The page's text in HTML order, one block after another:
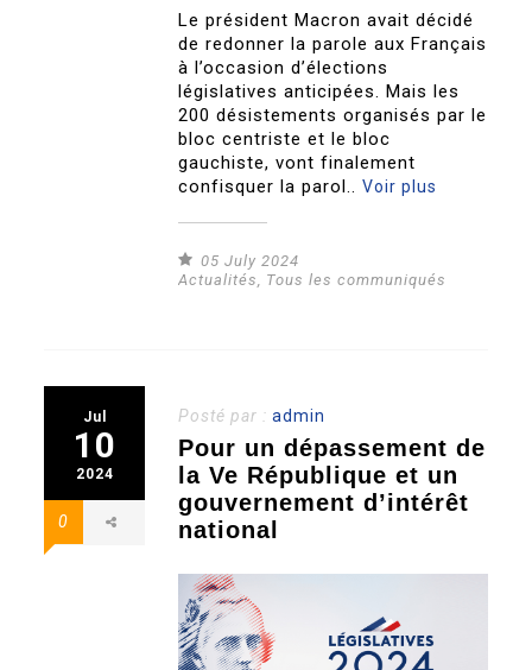
Le président Macron avait décidé
de redonner la parole aux Français
à l’occasion d’élections
législatives anticipées. Mais les
200 désistements organisés par le
bloc centriste et le bloc
gauchiste, vont finalement
confisquer la parol..Voir plus
05 July 2024
Actualités, Tous les communiqués
Jul
10
2024
0
Posté par :admin
Pour un dépassement de
la Ve République et un
gouvernement d’intérêt
national